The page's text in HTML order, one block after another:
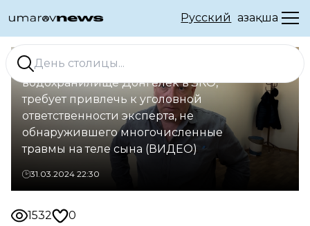
Русский Қазақша
Отец егеря, погибшего на
водохранилище Донгелек в ЗКО,
требует привлечь к уголовной
ответственности эксперта, не
обнаружившего многочисленные
травмы на теле сына (ВИДЕО)
31.03.2024 22:30
1532 0